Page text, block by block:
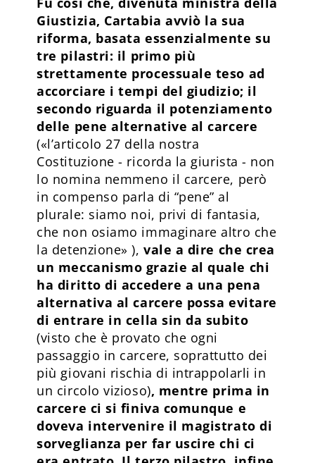
Giustizia, Cartabia avviò la sua
riforma, basata essenzialmente su
tre pilastri: il primo più
strettamente processuale teso ad
accorciare i tempi del giudizio; il
secondo riguarda il potenziamento
delle pene alternative al carcere
(«l’articolo 27 della nostra
Costituzione - ricorda la giurista - non
lo nomina nemmeno il carcere, però
in compenso parla di “pene” al
plurale: siamo noi, privi di fantasia,
che non osiamo immaginare altro che
la detenzione» ),vale a dire che crea
un meccanismo grazie al quale chi
ha diritto di accedere a una pena
alternativa al carcere possa evitare
di entrare in cella sin da subito
(visto che è provato che ogni
passaggio in carcere, soprattutto dei
più giovani rischia di intrappolarli in
un circolo vizioso), mentre prima in
carcere ci si finiva comunque e
doveva intervenire il magistrato di
sorveglianza per far uscire chi ci